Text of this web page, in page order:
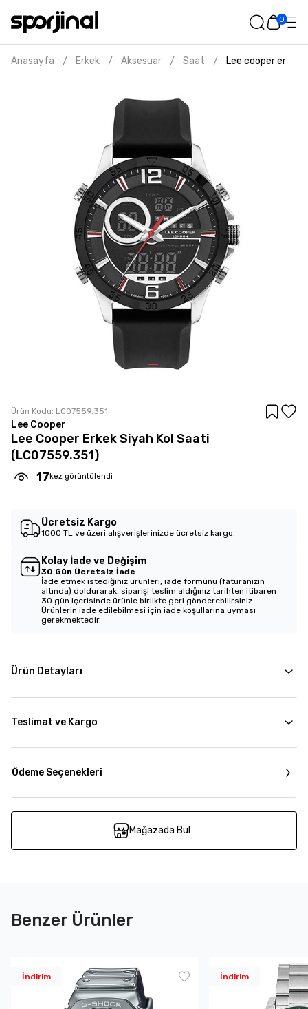
0
Anasayfa / Erkek / Aksesuar / Saat / Lee cooper erkek
Ürün Kodu: LC07559.351
Lee Cooper
Lee Cooper Erkek Siyah Kol Saati
(LC07559.351)
17 kez görüntülendi
Ücretsiz Kargo
1000 TL ve üzeri alışverişlerinizde ücretsiz kargo.
Kolay İade ve Değişim
30 Gün Ücretsiz İade
İade etmek istediğiniz ürünleri, iade formunu (faturanızın
altında) doldurarak, siparişi teslim aldığınız tarihten itibaren
30 gün içerisinde ürünle birlikte geri gönderebilirsiniz.
Ürünlerin iade edilebilmesi için iade koşullarına uyması
gerekmektedir.
Ürün Detayları
Teslimat ve Kargo
Ödeme Seçenekleri
Mağazada Bul
Benzer Ürünler
İndirim İndirim